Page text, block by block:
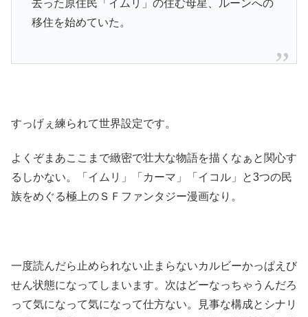
去った原住民「イムリ」の住む母星、ルーンへの
移住を始めていた。
すっげぇ練られて世界設定です。
よくぞまあここまで緻密で壮大な物語を描くなぁと関心す
るしかない。「イムリ」「カーマ」「イコル」と3つの民
族をめぐる極上のＳＦファンタジー漫画なり。
一度読んだら止められない止まらないカルビーかっぱえび
せん状態になってしまいます。次はどーなっちゃうんだろ
って気になって気になって仕方ない。見事な構成とシナリ